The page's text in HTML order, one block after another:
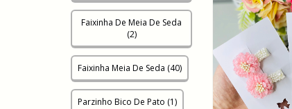
Faixinha De Meia De Seda
(2)
Faixinha Meia De Seda (40)
Parzinho Bico De Pato (1)